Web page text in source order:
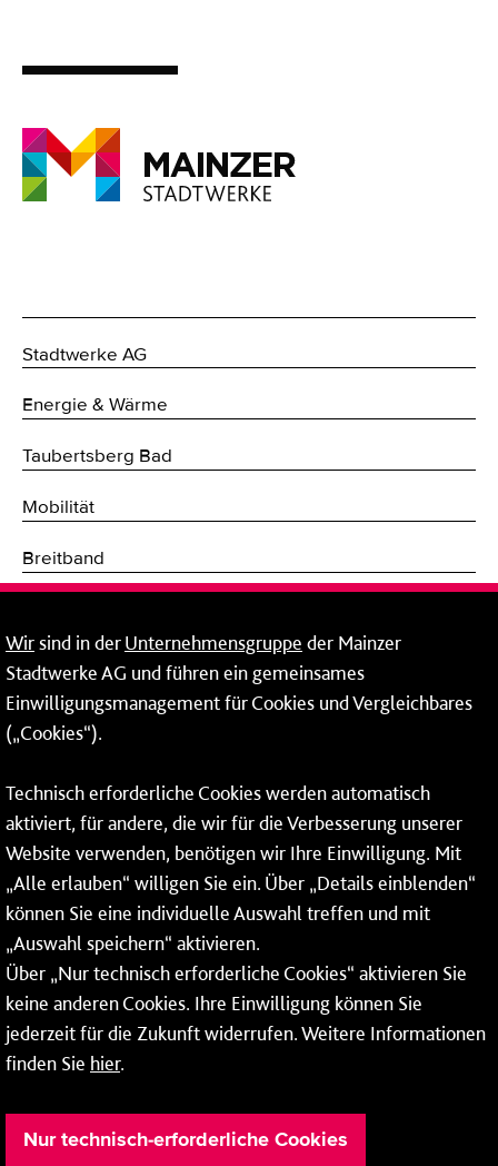
Stadtwerke AG
Energie & Wärme
Taubertsberg Bad
Mobilität
Breitband
Mainzer Stadtwerke Energie und Service GmbH
Rheinallee 41
55118 Mainz
Tel.:06131 - 12 90 90
Fax: 06131 - 12 9 90 90
So erreichen Sie uns
Montag bis Donnerstag: 08:00–17:00 Uhr
Freitag: 08:00–15:00 Uhr
Wirsind in derUnternehmensgruppe der Mainzer
Stadtwerke AG und führen ein gemeinsames
Einwilligungsmanagement für Cookies und Vergleichbares
(„Cookies“).
Technisch erforderliche Cookies werden automatisch
aktiviert, für andere, die wir für die Verbesserung unserer
Website verwenden, benötigen wir Ihre Einwilligung. Mit
„Alle erlauben“ willigen Sie ein. Über „Details einblenden“
können Sie eine individuelle Auswahl treffen und mit
„Auswahl speichern“ aktivieren.
Über „Nur technisch erforderliche Cookies“ aktivieren Sie
keine anderen Cookies. Ihre Einwilligung können Sie
jederzeit für die Zukunft widerrufen. Weitere Informationen
finden Sie hier.
Nur technisch-erforderliche Cookies